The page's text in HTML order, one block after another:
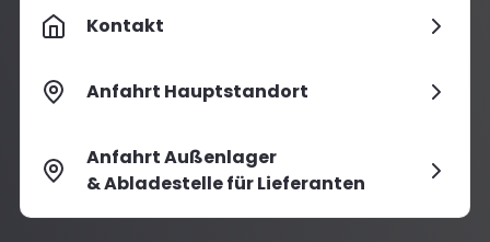
Kontakt
Anfahrt Hauptstandort
Anfahrt Außenlager
& Abladestelle für Lieferanten